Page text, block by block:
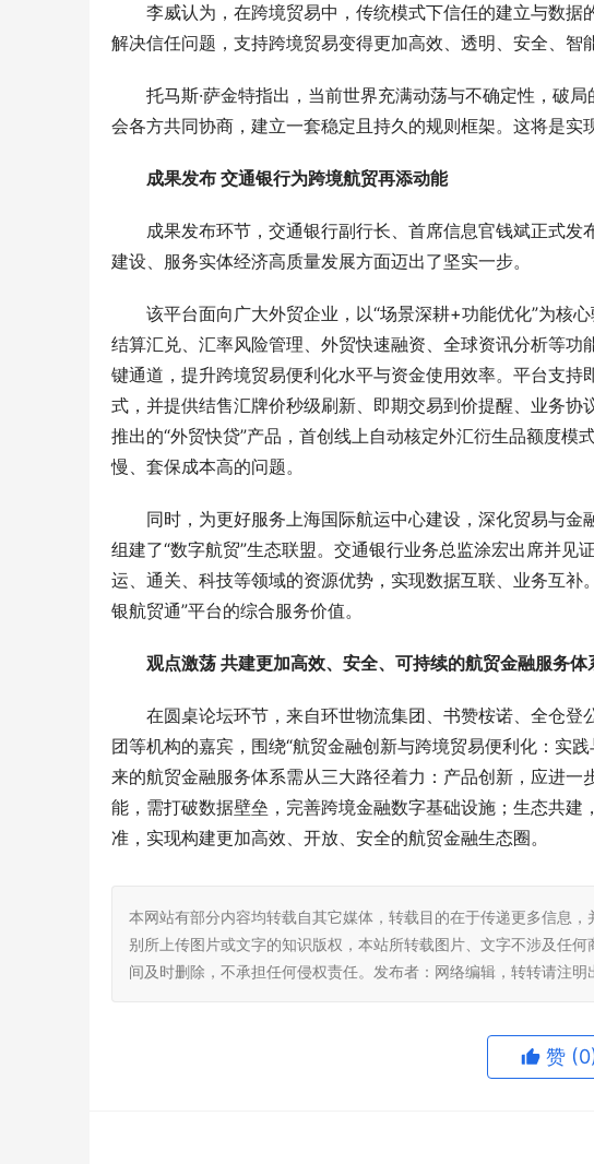
李威认为，在跨境贸易中，传统模式下信任的建立与数
解决信任问题，支持跨境贸易变得更加高效、透明、安全、智
托马斯·萨金特指出，当前世界充满动荡与不确定性，破
会各方共同协商，建立一套稳定且持久的规则框架。这将是实
成果发布 交通银行为跨境航贸再添动能
成果发布环节，交通银行副行长、首席信息官钱斌正式发
建设、服务实体经济高质量发展方面迈出了坚实一步。
该平台面向广大外贸企业，以“场景深耕+功能优化”为核
结算汇兑、汇率风险管理、外贸快速融资、全球资讯分析等
键通道，提升跨境贸易便利化水平与资金使用效率。平台支
式，并提供结售汇牌价秒级刷新、即期交易到价提醒、业务
推出的“外贸快贷”产品，首创线上自动核定外汇衍生品额度
慢、套保成本高的问题。
同时，为更好服务上海国际航运中心建设，深化贸易与
组建了“数字航贸”生态联盟。交通银行业务总监涂宏出席并
运、通关、科技等领域的资源优势，实现数据互联、业务互
银航贸通”平台的综合服务价值。
观点激荡 共建更加高效、安全、可持续的航贸金融服务体
在圆桌论坛环节，来自环世物流集团、书赞桉诺、全仓
团等机构的嘉宾，围绕“航贸金融创新与跨境贸易便利化：实
来的航贸金融服务体系需从三大路径着力：产品创新，应进
能，需打破数据壁垒，完善跨境金融数字基础设施；生态共
准，实现构建更加高效、开放、安全的航贸金融生态圈。
本网站有部分内容均转载自其它媒体，转载目的在于传递更多信息
别所上传图片或文字的知识版权，本站所转载图片、文字不涉及任
间及时删除，不承担任何侵权责任。发布者：网络编辑，转转请注明
赞